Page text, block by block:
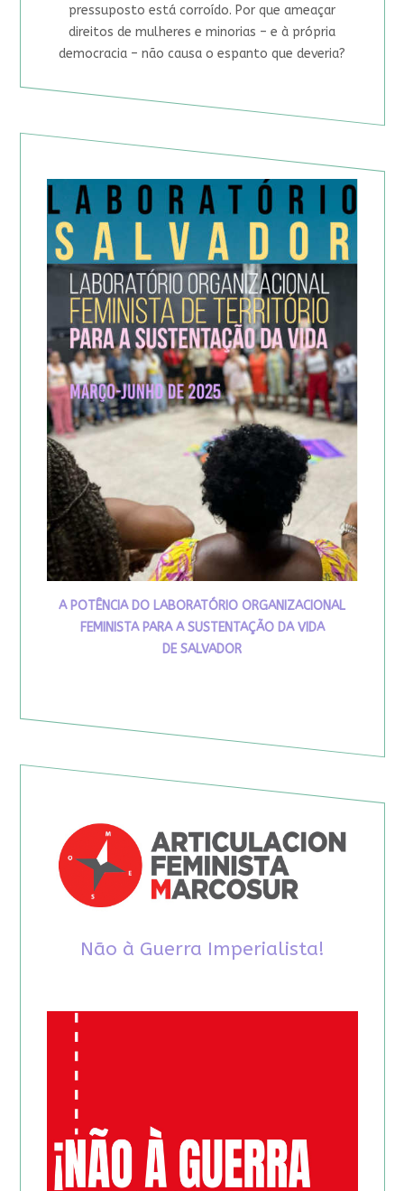
pressuposto está corroído. Por que ameaçar
direitos de mulheres e minorias – e à própria
democracia – não causa o espanto que deveria?
A POTÊNCIA DO LABORATÓRIO ORGANIZACIONAL
FEMINISTA PARA A SUSTENTAÇÃO DA VIDA
DE SALVADOR
Não à Guerra Imperialista!